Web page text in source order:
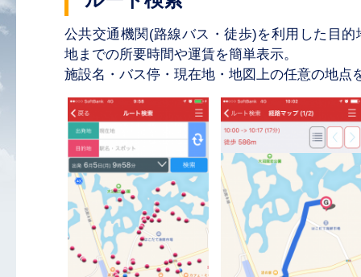
公共交通機関(路線バス・徒歩)を利用した目
地までの所要時間や運賃を簡単表示。
施設名・バス停・現在地・地図上の任意の地点